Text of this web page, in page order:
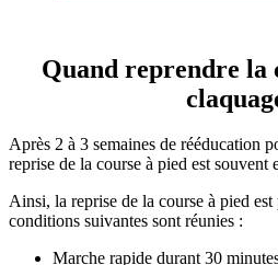
Quand reprendre la
Après 2 à 3 semaines de rééducation
reprise de la course à pied est souvent
Ainsi, la reprise de la course à pied est
conditions suivantes sont réunies :
Marche rapide durant 30